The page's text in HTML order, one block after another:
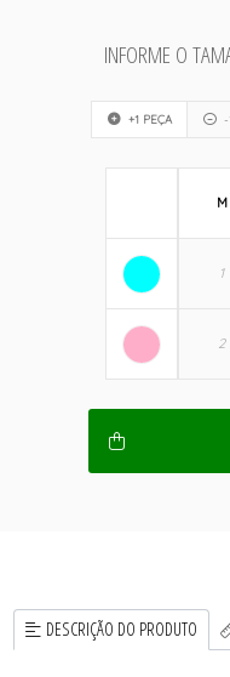
INFORME O
+1 PEÇA -
M
DESCRIÇÃO DO PRODUTO